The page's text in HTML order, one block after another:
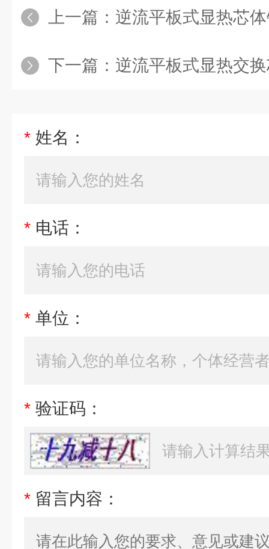
上一篇： 逆流平板式显热芯
下一篇： 逆流平板式显热交换
* 姓名：
* 电话：
* 单位：
* 验证码：
* 留言内容：